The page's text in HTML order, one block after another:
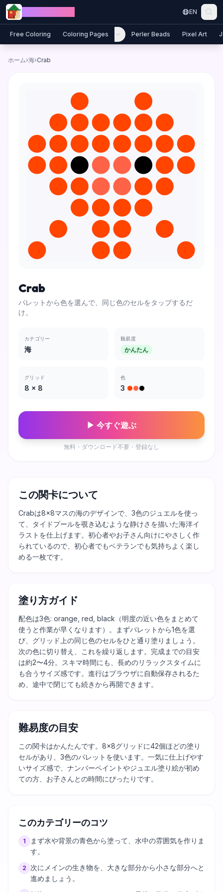
Skip to content
EN
Free Coloring Coloring Pages Perler Beads Pixel Art
ホーム›海›Crab
Crab
パレットから色を選んで、同じ色のセルをタップするだ
け。
カテゴリー
海
難易度
かんたん
グリッド
8 × 8
色
3
▶ 今すぐ遊ぶ
無料・ダウンロード不要・登録なし
この関卡について
Crabは8×8マスの海のデザインで、3色のジュエルを使っ
て、タイドプールを覗き込むような静けさを描いた海洋イ
ラストを仕上げます。初心者やお子さん向けにやさしく作
られているので、初心者でもベテランでも気持ちよく楽し
める一枚です。
塗り方ガイド
配色は3色: orange, red, black（明度の近い色をまとめて
使うと作業が早くなります）。まずパレットから1色を選
び、グリッド上の同じ色のセルをひと通り塗りましょう。
次の色に切り替え、これを繰り返します。完成までの目安
は約2〜4分。スキマ時間にも、長めのリラックスタイムに
も合うサイズ感です。進行はブラウザに自動保存されるた
め、途中で閉じても続きから再開できます。
難易度の目安
この関卡はかんたんです。8×8グリッドに42個ほどの塗り
セルがあり、3色のパレットを使います。一気に仕上げやす
いサイズ感で、ナンバーペイントやジュエル塗り絵が初め
ての方、お子さんとの時間にぴったりです。
このカテゴリーのコツ
1
まず水や背景の青色から塗って、水中の雰囲気を作りま
す。
2
次にメインの生き物を、大きな部分から小さな部分へと
進めましょう。